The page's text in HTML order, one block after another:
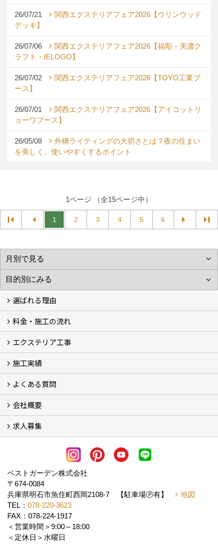
26/07/21
関西エクステリアフェア2026【ウリンウッド
デッキ】
26/07/06
関西エクステリアフェア2026【福彫・美濃ク
ラフト・IELOGO】
26/07/02
関西エクステリアフェア2026【TOYO工業ブ
ース】
26/07/01
関西エクステリアフェア2026【アイコットリ
ョーワブース】
26/05/08
外構ライティングの大切さとは？夜の住まい
を美しく、使いやすくするポイント
1ページ （全15ページ中）
1 2 3 4 5 6
選ばれる理由
選ばれる理由
料金・施工の流れ
料金
施工の流れ
エクステリア工事
エクステリア工事
施工実績
フォトギャラリー
メディア紹介・掲載
お客様の声
よくある質問
よくある質問
会社概要
会社概要
アクセス
スタッフ紹介
スタッフブログ
LINE公式アカウント
求人募集
協力業者様・求人募集 (2)
ベストガーデン株式会社
〒674-0084
兵庫県明石市魚住町西岡2108-7 【駐車場Ⓟ有】
地図
TEL： 078-220-3623
FAX：078-224-1917
＜営業時間＞9:00～18:00
＜定休日＞水曜日